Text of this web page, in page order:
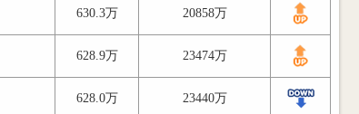
630.3万 20858万
628.9万 23474万
628.0万 23440万